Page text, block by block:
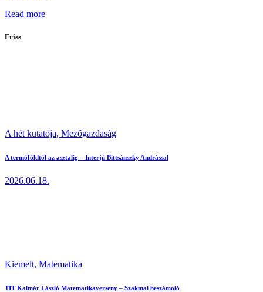
Read more
Friss
A hét kutatója, Mezőgazdaság
A termőföldtől az asztalig – Interjú Bittsánszky Andrással
2026.06.18.
Kiemelt, Matematika
TIT Kalmár László Matematikaverseny – Szakmai beszámoló